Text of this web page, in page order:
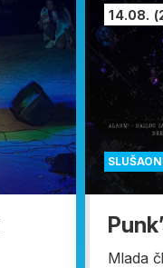
14.08.
Mlada